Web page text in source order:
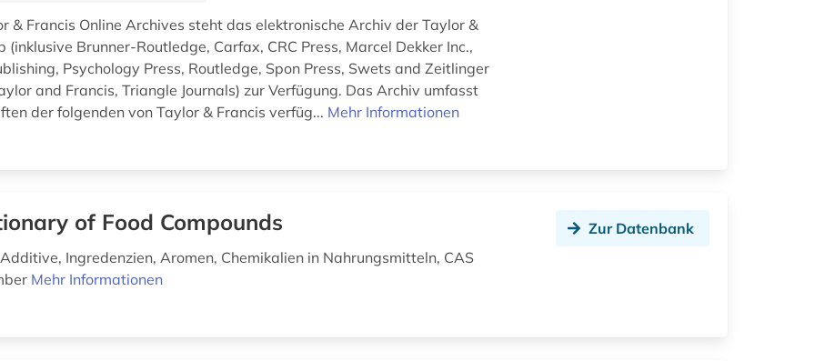
& Francis Online Archives steht das elektronische Archiv der Taylor &
(inklusive Brunner-Routledge, Carfax, CRC Press, Marcel Dekker Inc.,
Psychology Press, Routledge, Spon Press, Swets and Zeitlinger
and Francis, Triangle Journals) zur Verfügung. Das Archiv umfasst
der folgenden von Taylor & Francis verfüg... Mehr Informationen
of Food Compounds
Ingredenzien, Aromen, Chemikalien in Nahrungsmitteln, CAS
Mehr Informationen
Zur Datenbank